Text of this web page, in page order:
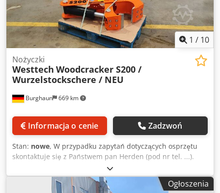
1 / 10
Burghaun 669 km
Nożyczki
Westtech Woodcracker S200 /
Wurzelstockschere / NEU
Informacja o cenie Zadzwoń
Stan: nowe, W przypadku zapytań dotyczących osprzętu
skontaktuje się z Państwem pan Herden (pod nr tel. ...).
Westtech Woodcracker S200 / nożyce do karp i korzeni /
nowy / dostępny od ręki Rozwarcie szczęk (mm): 410
Szerokość cięcia (mm): 240 Masa własna (kg): 170 Zalecany
Ogłoszenia